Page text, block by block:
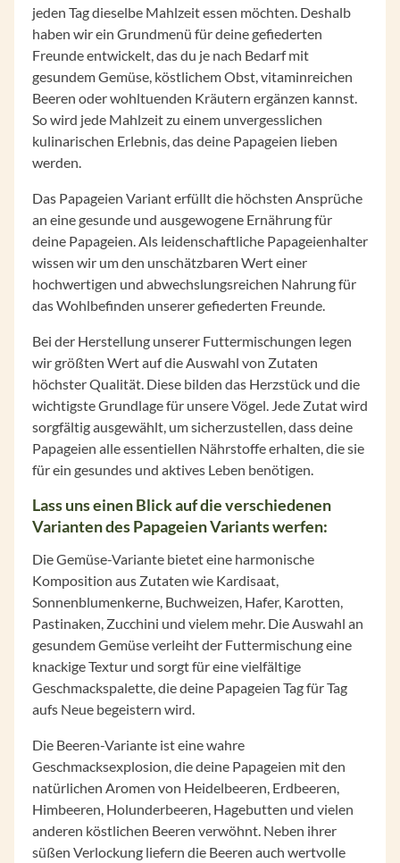
jeden Tag dieselbe Mahlzeit essen möchten. Deshalb
haben wir ein Grundmenü für deine gefiederten
Freunde entwickelt, das du je nach Bedarf mit
gesundem Gemüse, köstlichem Obst, vitaminreichen
Beeren oder wohltuenden Kräutern ergänzen kannst.
So wird jede Mahlzeit zu einem unvergesslichen
kulinarischen Erlebnis, das deine Papageien lieben
werden.
Das Papageien Variant erfüllt die höchsten Ansprüche
an eine gesunde und ausgewogene Ernährung für
deine Papageien. Als leidenschaftliche Papageienhalter
wissen wir um den unschätzbaren Wert einer
hochwertigen und abwechslungsreichen Nahrung für
das Wohlbefinden unserer gefiederten Freunde.
Bei der Herstellung unserer Futtermischungen legen
wir größten Wert auf die Auswahl von Zutaten
höchster Qualität. Diese bilden das Herzstück und die
wichtigste Grundlage für unsere Vögel. Jede Zutat wird
sorgfältig ausgewählt, um sicherzustellen, dass deine
Papageien alle essentiellen Nährstoffe erhalten, die sie
für ein gesundes und aktives Leben benötigen.
Lass uns einen Blick auf die verschiedenen
Varianten des Papageien Variants werfen:
Die Gemüse-Variante bietet eine harmonische
Komposition aus Zutaten wie Kardisaat,
Sonnenblumenkerne, Buchweizen, Hafer, Karotten,
Pastinaken, Zucchini und vielem mehr. Die Auswahl an
gesundem Gemüse verleiht der Futtermischung eine
knackige Textur und sorgt für eine vielfältige
Geschmackspalette, die deine Papageien Tag für Tag
aufs Neue begeistern wird.
Die Beeren-Variante ist eine wahre
Geschmacksexplosion, die deine Papageien mit den
natürlichen Aromen von Heidelbeeren, Erdbeeren,
Himbeeren, Holunderbeeren, Hagebutten und vielen
anderen köstlichen Beeren verwöhnt. Neben ihrer
süßen Verlockung liefern die Beeren auch wertvolle